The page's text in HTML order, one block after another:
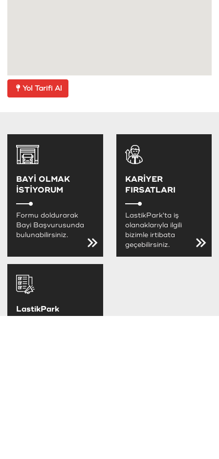
Yol Tarifi Al
BAYİ OLMAK
İSTİYORUM
Formu doldurarak
Bayi Başvurusunda
bulunabilirsiniz.
KARİYER
FIRSATLARI
LastikPark'ta iş
olanaklarıyla ilgili
bizimle irtibata
geçebilirsiniz.
LastikPark